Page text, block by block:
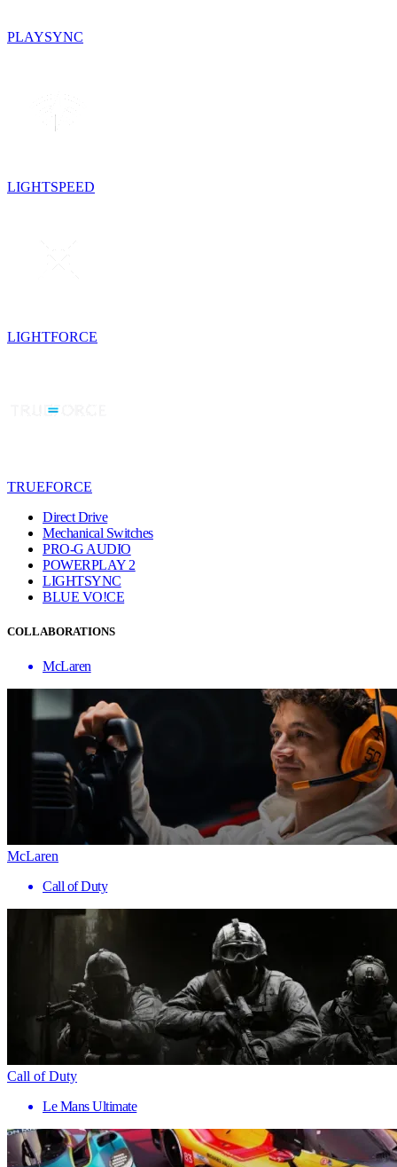
PLAYSYNC
LIGHTSPEED
LIGHTFORCE
TRUEFORCE
Direct Drive
Mechanical Switches
PRO-G AUDIO
POWERPLAY 2
LIGHTSYNC
BLUE VO!CE
COLLABORATIONS
McLaren
McLaren
Call of Duty
Call of Duty
Le Mans Ultimate